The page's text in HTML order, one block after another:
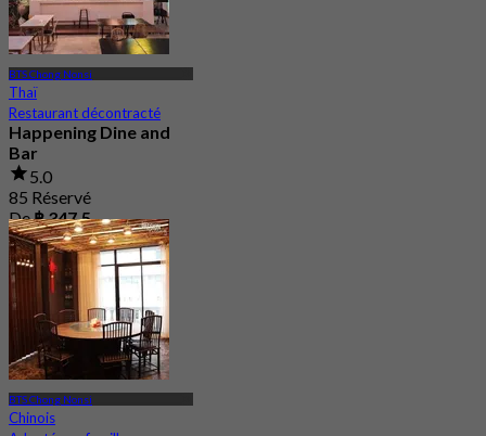
BTS Chong Nonsi
Thaï
Restaurant décontracté
Happening Dine and
Bar
5.0
85 Réservé
De฿ 347.5
BTS Chong Nonsi
Chinois